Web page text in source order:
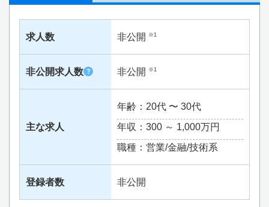
求人数 非公開 ※1
非公開求人数 ? 非公開 ※1
主な求人
年齢：20代 〜 30代
年収：300 ～ 1,000万円
職種：営業/金融/技術系
登録者数 非公開